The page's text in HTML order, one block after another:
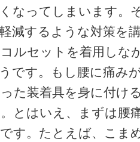
なってしまいます。
減するような対策を
ルセットを着用しな
です。もし腰に痛み
た装着具を身に付け
とはいえ、まずは腰
す。たとえば、こま